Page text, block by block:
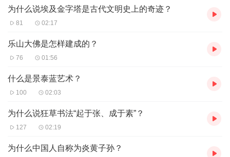
为什么说埃及金字塔是古代文明史上的奇迹？
81 02:17
乐山大佛是怎样建成的？
76 01:56
什么是景泰蓝艺术？
100 02:03
为什么说狂草书法“起于张、成于素”？
127 02:19
为什么中国人自称为炎黄子孙？